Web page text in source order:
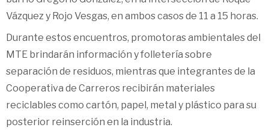
Vázquez y Rojo Vesgas, en ambos casos de 11 a 15 horas.
Durante estos encuentros, promotoras ambientales del
MTE brindarán información y folletería sobre
separación de residuos, mientras que integrantes de la
Cooperativa de Carreros recibirán materiales
reciclables como cartón, papel, metal y plástico para su
posterior reinserción en la industria.